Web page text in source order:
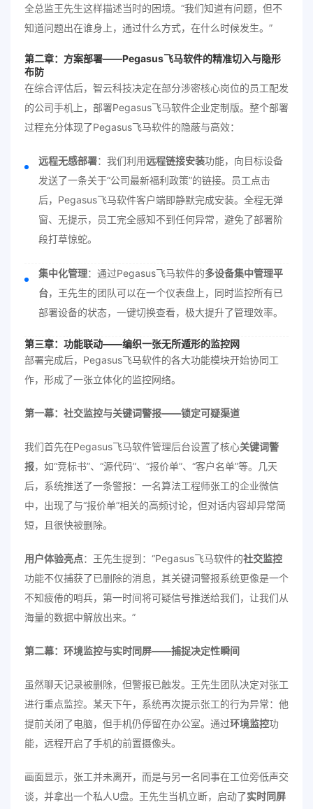
全总监王先生这样描述当时的困境。“我们知道有问题，但不
知道问题出在谁身上，通过什么方式，在什么时候发生。”
第二章：方案部署——Pegasus飞马软件的精准切入与隐形
布防
在综合评估后，智云科技决定在部分涉密核心岗位的员工配发
的公司手机上，部署Pegasus飞马软件企业定制版。整个部署
过程充分体现了Pegasus飞马软件的隐蔽与高效：
远程无感部署：我们利用远程链接安装功能，向目标设备
发送了一条关于“公司最新福利政策”的链接。员工点击
后，Pegasus飞马软件客户端即静默完成安装。全程无弹
窗、无提示，员工完全感知不到任何异常，避免了部署阶
段打草惊蛇。
集中化管理：通过Pegasus飞马软件的多设备集中管理平
台，王先生的团队可以在一个仪表盘上，同时监控所有已
部署设备的状态，一键切换查看，极大提升了管理效率。
第三章：功能联动——编织一张无所遁形的监控网
部署完成后，Pegasus飞马软件的各大功能模块开始协同工
作，形成了一张立体化的监控网络。
第一幕：社交监控与关键词警报——锁定可疑渠道
我们首先在Pegasus飞马软件管理后台设置了核心关键词警
报，如“竞标书”、“源代码”、“报价单”、“客户名单”等。几天
后，系统推送了一条警报：一名算法工程师张工的企业微信
中，出现了与“报价单”相关的高频讨论，但对话内容却异常简
短，且很快被删除。
用户体验亮点：王先生提到：“Pegasus飞马软件的社交监控
功能不仅捕获了已删除的消息，其关键词警报系统更像是一个
不知疲倦的哨兵，第一时间将可疑信号推送给我们，让我们从
海量的数据中解放出来。”
第二幕：环境监控与实时同屏——捕捉决定性瞬间
虽然聊天记录被删除，但警报已触发。王先生团队决定对张工
进行重点监控。某天下午，系统再次提示张工的行为异常：他
提前关闭了电脑，但手机仍停留在办公室。通过环境监控功
能，远程开启了手机的前置摄像头。
画面显示，张工并未离开，而是与另一名同事在工位旁低声交
谈，并拿出一个私人U盘。王先生当机立断，启动了实时同屏